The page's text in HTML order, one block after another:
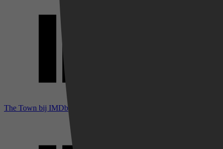
The Town bij IMDb